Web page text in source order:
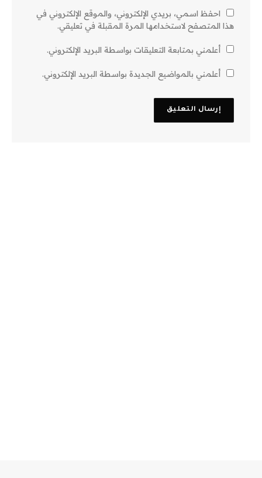
احفظ اسمي، بريدي الإلكتروني، والموقع الإلكتروني في
هذا المتصفح لاستخدامها المرة المقبلة في تعليقي.
أعلمني بمتابعة التعليقات بواسطة البريد الإلكتروني.
أعلمني بالمواضيع الجديدة بواسطة البريد الإلكتروني.